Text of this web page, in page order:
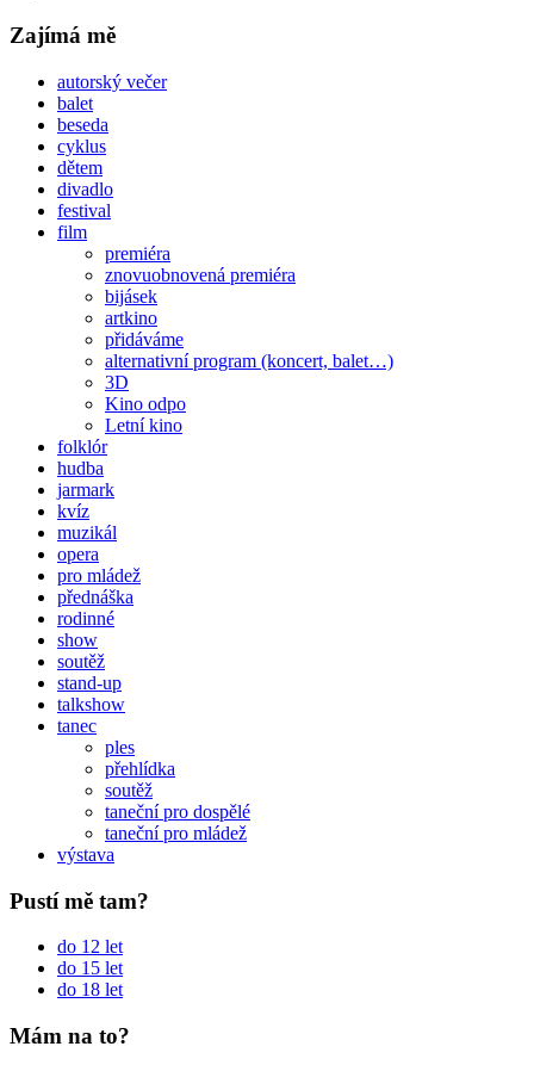
Zajímá mě
autorský večer
balet
beseda
cyklus
dětem
divadlo
festival
film
premiéra
znovuobnovená premiéra
bijásek
artkino
přidáváme
alternativní program (koncert, balet…)
3D
Kino odpo
Letní kino
folklór
hudba
jarmark
kvíz
muzikál
opera
pro mládež
přednáška
rodinné
show
soutěž
stand-up
talkshow
tanec
ples
přehlídka
soutěž
taneční pro dospělé
taneční pro mládež
výstava
Pustí mě tam?
do 12 let
do 15 let
do 18 let
Mám na to?